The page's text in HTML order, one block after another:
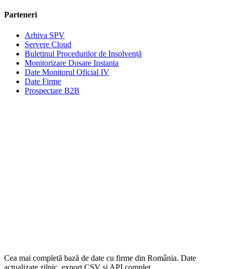
Parteneri
Arhiva SPV
Servere Cloud
Buletinul Procedurilor de Insolvență
Monitorizare Dosare Instanta
Date Monitorul Oficial IV
Date Firme
Prospectare B2B
Cea mai completă bază de date cu firme din România. Date
actualizate zilnic, export CSV și API complet.